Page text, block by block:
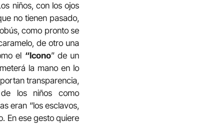
niños, con los ojos
no tienen pasado,
como pronto se
de otro una
el “Icono” de un
la mano en lo
transparencia,
los niños como
eran “los esclavos,
En ese gesto quiere